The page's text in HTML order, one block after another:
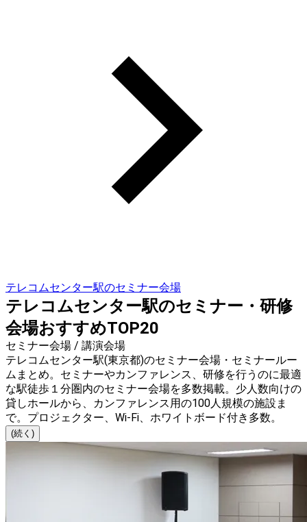
テレコムセンター駅のセミナー会場
テレコムセンター駅のセミナー・研修
会場おすすめTOP20
セミナー会場 / 講演会場
テレコムセンター駅(東京都)のセミナー会場・セミナールー
ムまとめ。セミナーやカンファレンス、研修を行うのに最適
な駅徒歩１分圏内のセミナー会場を多数掲載。少人数向けの
貸しホールから、カンファレンス用の100人規模の施設ま
で。プロジェクター、Wi-Fi、ホワイトボード付き多数。
(続く)